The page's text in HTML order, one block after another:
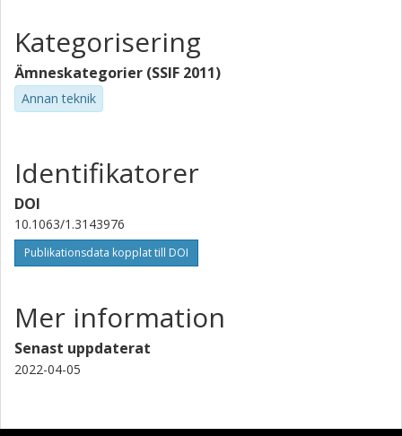
Kategorisering
Ämneskategorier (SSIF 2011)
Annan teknik
Identifikatorer
DOI
10.1063/1.3143976
Publikationsdata kopplat till DOI
Mer information
Senast uppdaterat
2022-04-05